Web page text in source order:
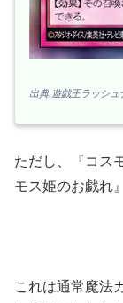
出典:遊戯王ラッシュ
ただし、『コス
モス姫のお戯れ
これは通常魔法